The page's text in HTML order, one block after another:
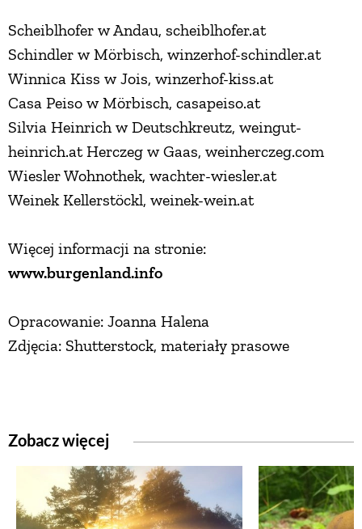
Scheiblhofer w Andau, scheiblhofer.at
Schindler w Mörbisch, winzerhof-schindler.at
Winnica Kiss w Jois, winzerhof-kiss.at
Casa Peiso w Mörbisch, casapeiso.at
Silvia Heinrich w Deutschkreutz, weingut-
heinrich.at Herczeg w Gaas, weinherczeg.com
Wiesler Wohnothek, wachter-wiesler.at
Weinek Kellerstöckl, weinek-wein.at
Więcej informacji na stronie:
www.burgenland.info
Opracowanie: Joanna Halena
Zdjęcia: Shutterstock, materiały prasowe
Zobacz więcej